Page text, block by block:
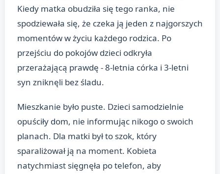
Kiedy matka obudziła się tego ranka, nie
spodziewała się, że czeka ją jeden z najgorszych
momentów w życiu każdego rodzica. Po
przejściu do pokojów dzieci odkryła
przerażającą prawdę - 8-letnia córka i 3-letni
syn zniknęli bez śladu.
Mieszkanie było puste. Dzieci samodzielnie
opuściły dom, nie informując nikogo o swoich
planach. Dla matki był to szok, który
sparaliżował ją na moment. Kobieta
natychmiast sięgnęła po telefon, aby